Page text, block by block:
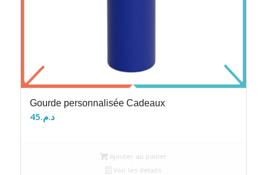
Gourde personnalisée Cadeaux
د.م.45
Ajouter au panier
Voir les détails